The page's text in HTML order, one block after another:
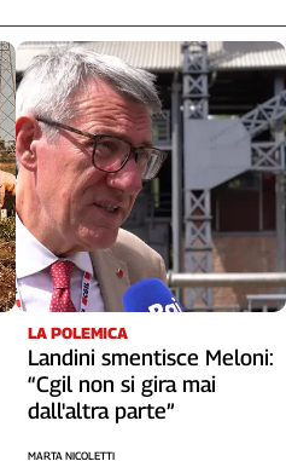
LA POLEMICA
Landini smentisce Meloni:
“Cgil non si gira mai
dall'altra parte”
MARTA NICOLETTI